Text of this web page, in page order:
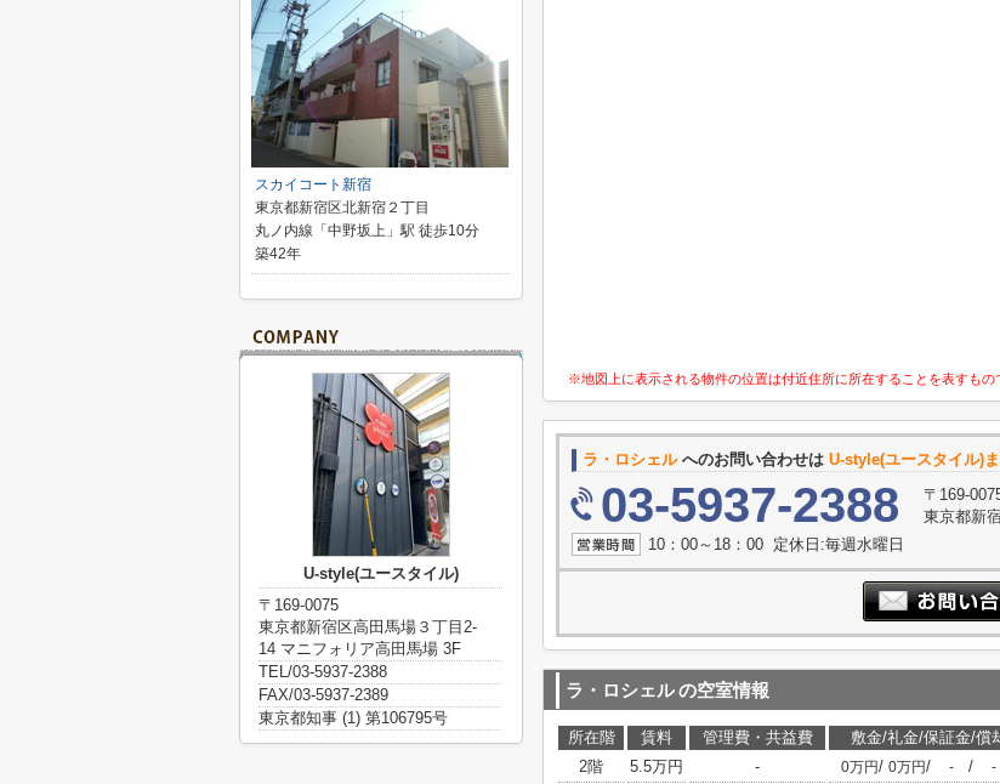
※地図上に表示される物件の位置は付近住所に所在することを表すもの
ラ・ロシェルへのお問い合わせは U-style(ユースタイル)
03-5937-2388
〒169-
東京都新
10：00～18：00 定休日:毎週水曜日
ラ・ロシェルの空室情報
所在階 賃料 管理費・共益費 敷金/礼金/保証金/償
2階
5.5万円 - 0万円/ 0万円/ - / -
スカイコート新宿
東京都新宿区北新宿２丁目
丸ノ内線「中野坂上」駅 徒歩10分
築42年
U-style(ユースタイル)
〒169-0075
東京都新宿区高田馬場３丁目2-
14 マニフォリア高田馬場 3F
TEL/03-5937-2388
FAX/03-5937-2389
東京都知事 (1) 第106795号